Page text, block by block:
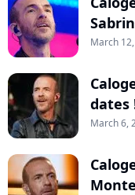
March
dates
March 6,